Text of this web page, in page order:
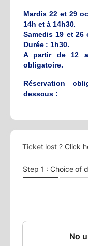
Mardis 22 et 29
14h et à 14h30.
Samedis 19 et 26
Durée : 1h30.
A partir de 12
obligatoire.
Réservation
dessous :